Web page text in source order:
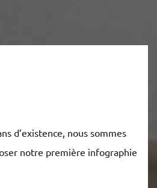
d’existence, nous sommes
notre première infographie